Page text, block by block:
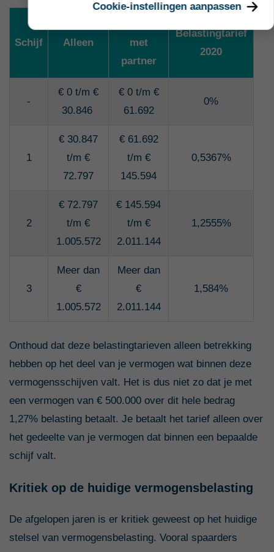
Cookie-instellingen aanpassen
Schijf Alleen
met
partner
Belastingtarief
2020
-
€ 0 t/m €
30.846
€ 0 t/m €
61.692
0%
1
€ 30.847
t/m €
72.797
€ 61.692
t/m €
145.594
0,5367%
2
€ 72.797
t/m €
1.005.572
€ 145.594
t/m €
2.011.144
1,2555%
3
Meer dan
€
1.005.572
Meer dan
€
2.011.144
1,584%
Onthoud dat deze belastingtarieven alleen betrekking
hebben op het deel van je vermogen wat binnen deze
vermogensschijven valt. Het is dus niet zo dat je met
een vermogen van € 500.000 over dit hele bedrag
1,27% belasting betaalt. Je betaalt het tarief alleen over
het gedeelte van je vermogen dat binnen een bepaalde
schijf valt.
Kritiek op de huidige vermogensbelasting
De afgelopen jaren is er kritiek geweest op het huidige
stelsel van vermogensbelasting. Vooral spaarders